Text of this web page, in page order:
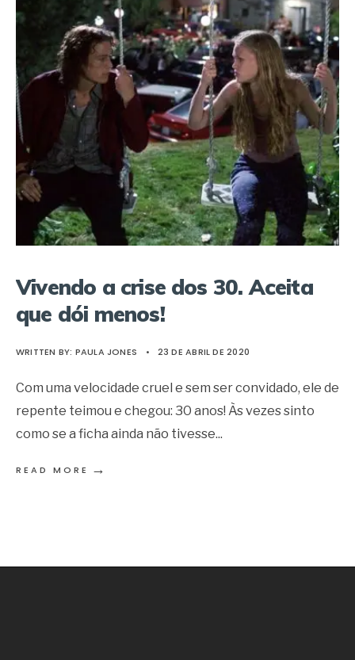
Vivendo a crise dos 30. Aceita
que dói menos!
WRITTEN BY: PAULA JONES • 23 DE ABRIL DE 2020
Com uma velocidade cruel e sem ser convidado, ele de
repente teimou e chegou: 30 anos! Às vezes sinto
como se a ficha ainda não tivesse...
READ MORE →